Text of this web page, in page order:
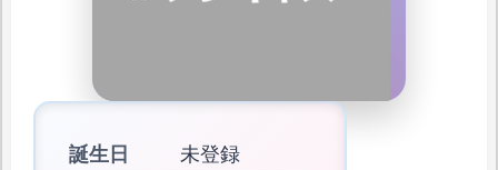
誕生日
未登録